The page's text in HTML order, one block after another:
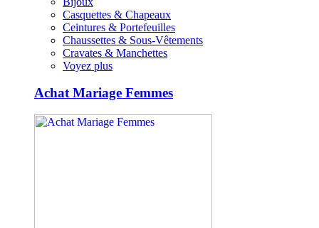
Casquettes & Chapeaux
Ceintures & Portefeuilles
Chaussettes & Sous-Vêtements
Cravates & Manchettes
Voyez plus
Achat Mariage Femmes